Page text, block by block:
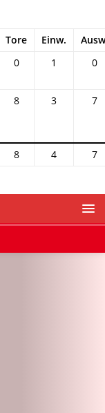
Tore Einw.
0 1 0
8 3 7
8 4 7